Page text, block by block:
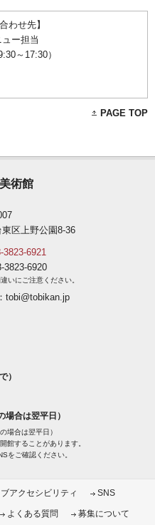
わせ先】
ー担当
～17:30）
PAGE TOP
術館
区上野公園8-36
3823-6921
3823-6920
いにご注意ください。
tobi@tobikan.jp
）
合は翌平日）
場合は翌平日）
館することがあります。
をご確認ください。
アクセシビリティ SNS
よくある質問 募集について